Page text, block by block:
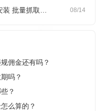
08/14
抓取媒体文件
佣金还有吗？
吗？
？
么算的？